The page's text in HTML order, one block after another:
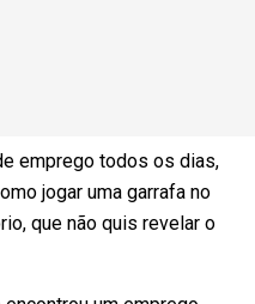
emprego todos os dias,
jogar uma garrafa no
que não quis revelar o